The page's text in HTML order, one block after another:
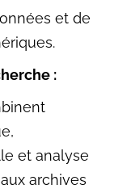
et de
:
et analyse
archives